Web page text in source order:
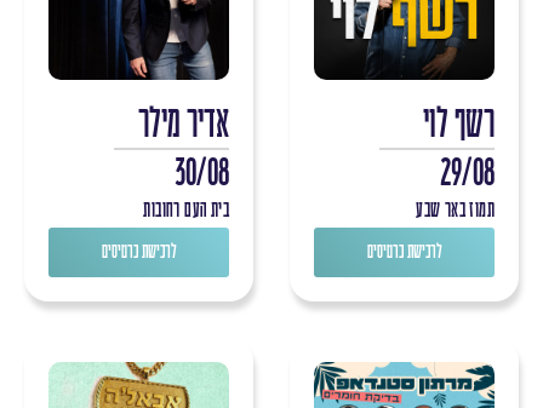
רשף לוי
29/08
תמוז באר שבע
לרכישת כרטיסים
אדיר מילר
30/08
בית העם רחובות
לרכישת כרטיסים